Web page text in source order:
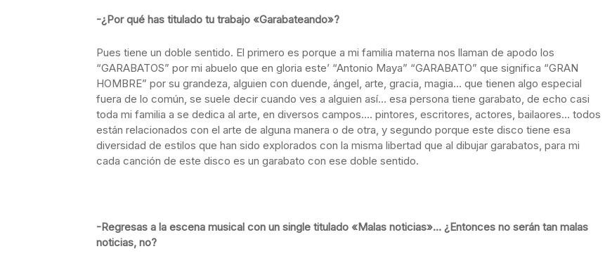
-¿Por qué has titulado tu trabajo «Garabateando»?
Pues tiene un doble sentido. El primero es porque a mi familia materna nos llaman de apodo los
“GARABATOS” por mi abuelo que en gloria este’ “Antonio Maya” “GARABATO” que significa “GRAN
HOMBRE” por su grandeza, alguien con duende, ángel, arte, gracia, magia… que tienen algo especial
fuera de lo común, se suele decir cuando ves a alguien así… esa persona tiene garabato, de echo casi
toda mi familia a se dedica al arte, en diversos campos…. pintores, escritores, actores, bailaores… todos
están relacionados con el arte de alguna manera o de otra, y segundo porque este disco tiene esa
diversidad de estilos que han sido explorados con la misma libertad que al dibujar garabatos, para mi
cada canción de este disco es un garabato con ese doble sentido.
-Regresas a la escena musical con un single titulado «Malas noticias»… ¿Entonces no serán tan malas
noticias, no?